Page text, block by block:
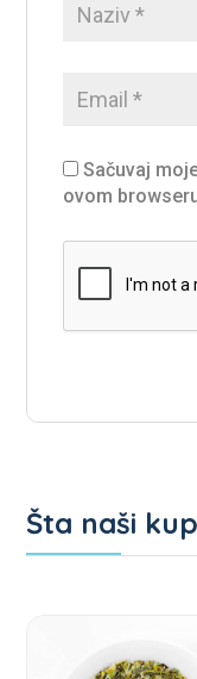
Sačuvaj
ovom
Šta naši